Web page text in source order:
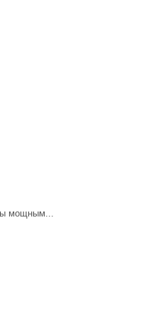
мощным...